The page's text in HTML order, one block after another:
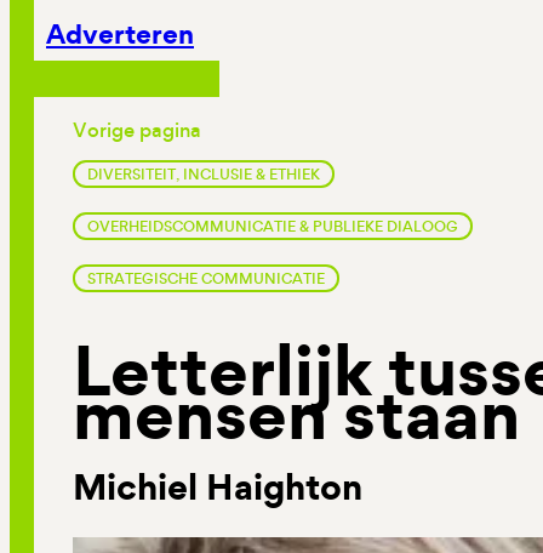
Adverteren
Vorige pagina
DIVERSITEIT, INCLUSIE & ETHIEK
OVERHEIDSCOMMUNICATIE & PUBLIEKE DIALOOG
STRATEGISCHE COMMUNICATIE
Letterlijk
mensen staan
Michiel Haighton